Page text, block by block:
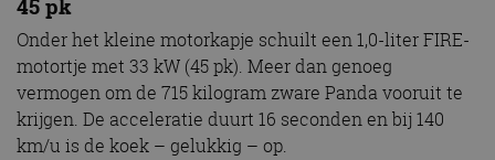
45 pk
Onder het kleine motorkapje schuilt een 1,0-liter FIRE-
motortje met 33 kW (45 pk). Meer dan genoeg
vermogen om de 715 kilogram zware Panda vooruit te
krijgen. De acceleratie duurt 16 seconden en bij 140
km/u is de koek – gelukkig – op.